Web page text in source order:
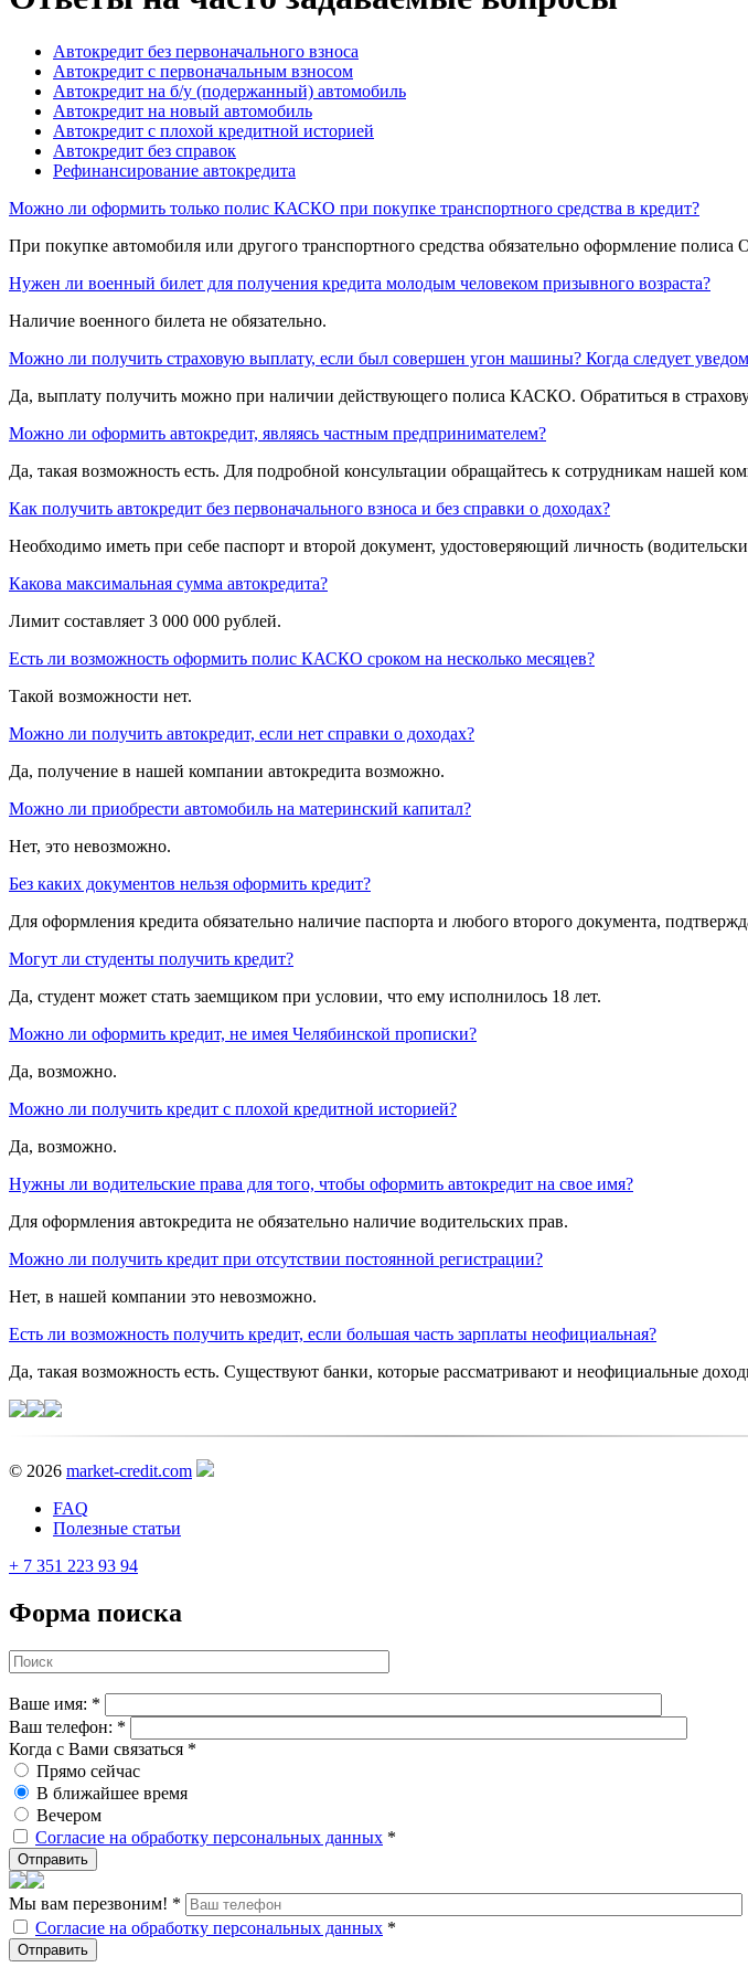
Автокредит без первоначального взноса
Автокредит с первоначальным взносом
Автокредит на б/у (подержанный) автомобиль
Автокредит на новый автомобиль
Автокредит с плохой кредитной историей
Автокредит без справок
Рефинансирование автокредита
Можно ли оформить только полис КАСКО при покупке транспортного средства в кредит?
При покупке автомобиля или другого транспортного средства обязательно оформление
Нужен ли военный билет для получения кредита молодым человеком призывного возраста?
Наличие военного билета не обязательно.
Можно ли получить страховую выплату, если был совершен угон машины? Когда следует
Да, выплату получить можно при наличии действующего полиса КАСКО. Обратиться в
Можно ли оформить автокредит, являясь частным предпринимателем?
Да, такая возможность есть. Для подробной консультации обращайтесь к сотрудникам нашей
Как получить автокредит без первоначального взноса и без справки о доходах?
Необходимо иметь при себе паспорт и второй документ, удостоверяющий личность
Какова максимальная сумма автокредита?
Лимит составляет 3 000 000 рублей.
Есть ли возможность оформить полис КАСКО сроком на несколько месяцев?
Такой возможности нет.
Можно ли получить автокредит, если нет справки о доходах?
Да, получение в нашей компании автокредита возможно.
Можно ли приобрести автомобиль на материнский капитал?
Нет, это невозможно.
Без каких документов нельзя оформить кредит?
Для оформления кредита обязательно наличие паспорта и любого второго документа,
Могут ли студенты получить кредит?
Да, студент может стать заемщиком при условии, что ему исполнилось 18 лет.
Можно ли оформить кредит, не имея Челябинской прописки?
Да, возможно.
Можно ли получить кредит с плохой кредитной историей?
Да, возможно.
Нужны ли водительские права для того, чтобы оформить автокредит на свое имя?
Для оформления автокредита не обязательно наличие водительских прав.
Можно ли получить кредит при отсутствии постоянной регистрации?
Нет, в нашей компании это невозможно.
Есть ли возможность получить кредит, если большая часть зарплаты неофициальная?
Да, такая возможность есть. Существуют банки, которые рассматривают и неофициальные
© 2026 market-credit.com
FAQ
Полезные статьи
+ 7 351 223 93 94
Форма поиска
Ваше имя: *
Ваш телефон: *
Когда с Вами связаться *
Прямо сейчас
В ближайшее время
Вечером
Согласие на обработку персональных данных *
Мы вам перезвоним! *
Согласие на обработку персональных данных *